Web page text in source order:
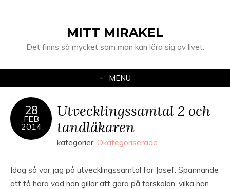
MITT MIRAKEL
Det finns så mycket som man kan lära sig av livet.
MENU
28
FEB
2014
Utvecklingssamtal 2 och
tandläkaren
kategorier: Okategoriserade
Idag så var jag på utvecklingssamtal för Josef. Spännande
att få höra vad han gillar att göra på förskolan, vilka han